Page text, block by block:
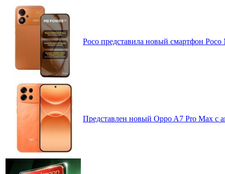
Poco представила новый смартфон
Представлен новый Oppo A7 Pro Max с